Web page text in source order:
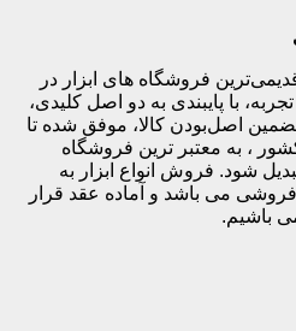
فروشگاه های ابزار در
با پایبندی به دو اصل کلیدی،
اصل‌بودن کالا، موفق شده تا
، به معتبر ترین فروشگاه
شود. فروش انواع ابزار به
می باشد و آماده عقد قرار
باشیم.